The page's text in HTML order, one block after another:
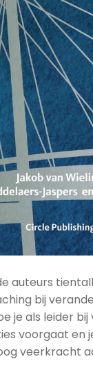
auteurs
bij
je als leider
voorgaat en
veerkracht